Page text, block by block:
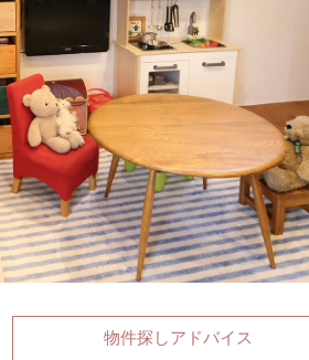
物件探しアドバイス